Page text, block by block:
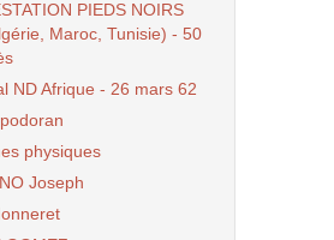
PIEDS NOIRS
Maroc, Tunisie) - 50
ND Afrique - 26 mars 62
physiques
Joseph